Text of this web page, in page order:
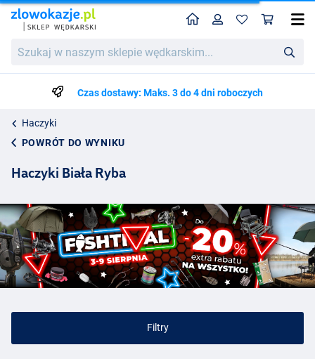
w
wędkarskim...
HomeProfil
Czas dostawy: Maks. 3 do 4 dni roboczych
Haczyki
POWRÓT DO WYNIKU
Haczyki Biała Ryba
Filtry